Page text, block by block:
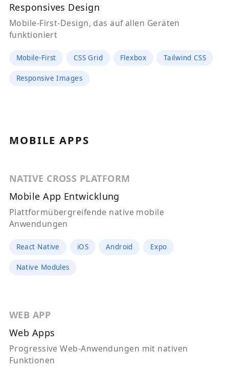
Responsives Design
Mobile-First-Design, das auf allen Geräten
funktioniert
Mobile-First CSS Grid Flexbox Tailwind CSS
Responsive Images
MOBILE APPS
NATIVE CROSS PLATFORM
Mobile App Entwicklung
Plattformübergreifende native mobile
Anwendungen
React Native iOS Android Expo
Native Modules
WEB APP
Web Apps
Progressive Web-Anwendungen mit nativen
Funktionen